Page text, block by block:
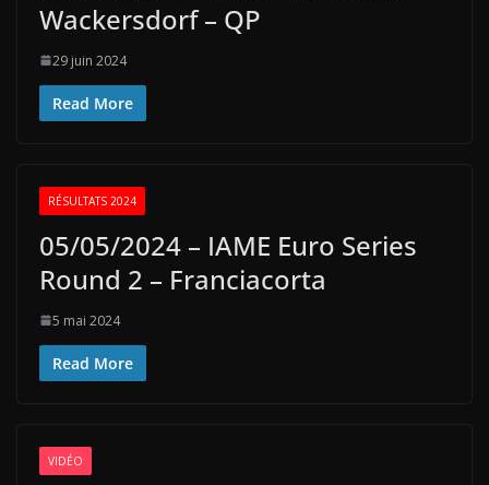
Wackersdorf – QP
29 juin 2024
Read More
RÉSULTATS 2024
05/05/2024 – IAME Euro Series
Round 2 – Franciacorta
5 mai 2024
Read More
VIDÉO